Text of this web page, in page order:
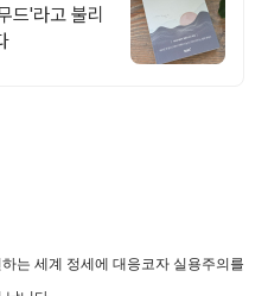
드'라고 불리
는 세계 정세에 대응코자 실용주의를